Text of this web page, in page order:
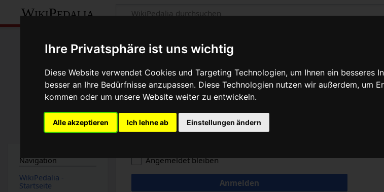
Ihre Privatsphäre ist uns wichtig
Diese Website verwendet Cookies und Targeting Technologien, um Ihnen ein besseres
besser an Ihre Bedürfnisse anzupassen. Diese Technologien nutzen wir außerdem, um
kommen oder um unsere Website weiter zu entwickeln.
Alle akzeptieren Ich lehne ab Einstellungen ändern
WikiPedalia
Anmelden
Benutzername
Passwort
Angemeldet bleiben
Anmelden
Navigation
WikiPedalia -
Startseite